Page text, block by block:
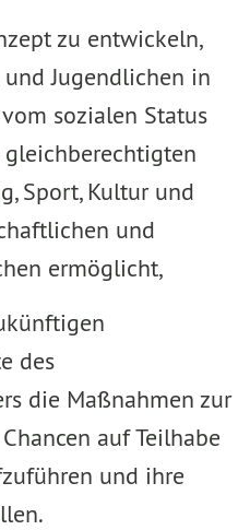
zu entwickeln,
Jugendlichen in
sozialen Status
Sport, Kultur und
und
ermöglicht,
des
die Maßnahmen zur
auf Teilhabe
und ihre